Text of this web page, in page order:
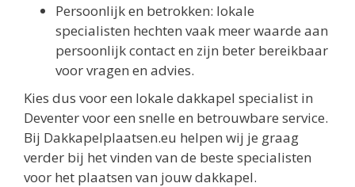
Persoonlijk en betrokken: lokale
specialisten hechten vaak meer waarde aan
persoonlijk contact en zijn beter bereikbaar
voor vragen en advies.
Kies dus voor een lokale dakkapel specialist in
Deventer voor een snelle en betrouwbare service.
Bij Dakkapelplaatsen.eu helpen wij je graag
verder bij het vinden van de beste specialisten
voor het plaatsen van jouw dakkapel.